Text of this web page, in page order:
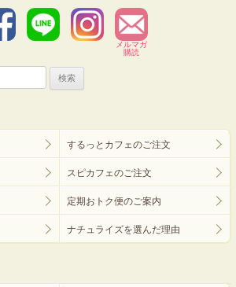
メルマガ
購読
するっとカフェのご注文
スピカフェのご注文
定期おトク便のご案内
ナチュライズを選んだ理由